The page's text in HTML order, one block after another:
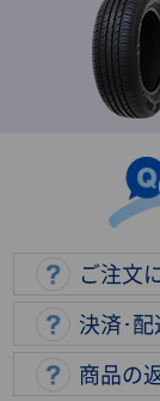
ご注文
決済･
商品の